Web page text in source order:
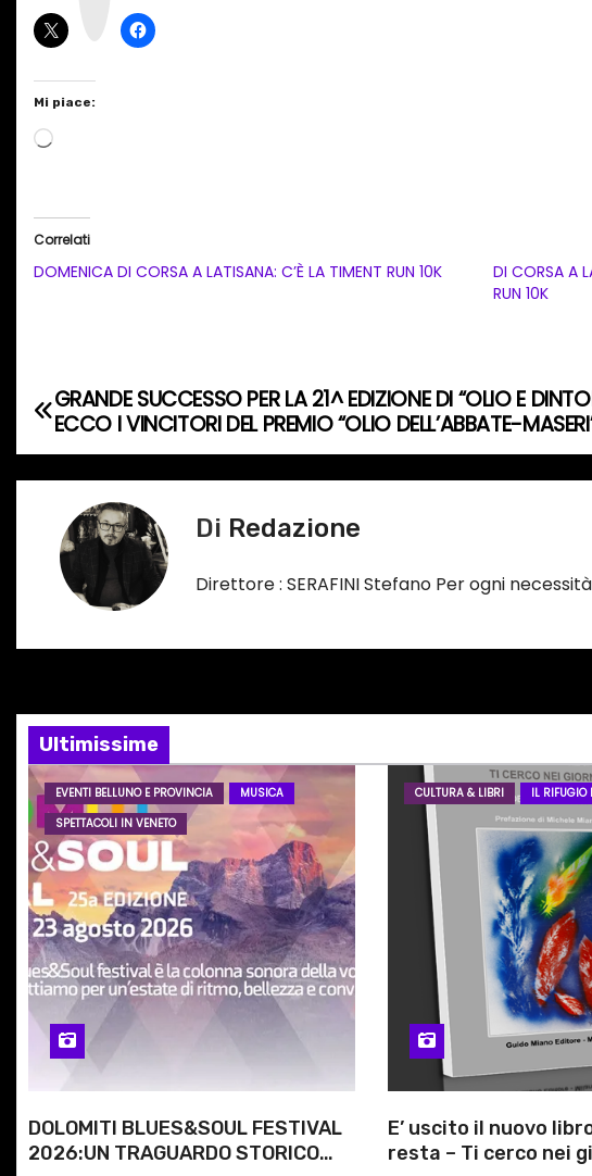
Mi piace:
C
t
c
o
o
Correlati
DOMENICA DI CORSA A LATISANA: C’È LA TIMENT RUN 10K
DI CORSA A
RUN 10K
N
a
i
o
n
e
a
r
t
c
o
GRANDE SUCCESSO PER LA 21^ EDIZIONE DI “OLIO E
ECCO I VINCITORI DEL PREMIO “OLIO DELL’ABBATE-
Di Redazione
Direttore : SERAFINI Stefano Per ogni
Ultimissime
EVENTI BELLUNO E PROVINCIA
MUSICA
SPETTACOLI IN VENETO
DOLOMITI BLUES&SOUL FESTIVAL
2026:UN TRAGUARDO STORICO
CULTURA & LIBRI IL RIFUGIO
E’ uscito il nuovo
resta – Ti cerco nei